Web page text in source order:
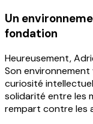
Un
fondation
Heureusement,
Son
curiosité
solidarité entre les
rempart contre les